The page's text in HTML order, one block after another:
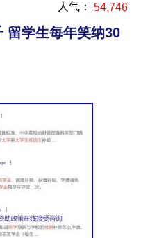
人气： 54,746
留学生每年笑纳30